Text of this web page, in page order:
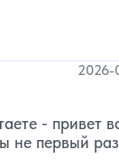
2026-
- привет
не первый